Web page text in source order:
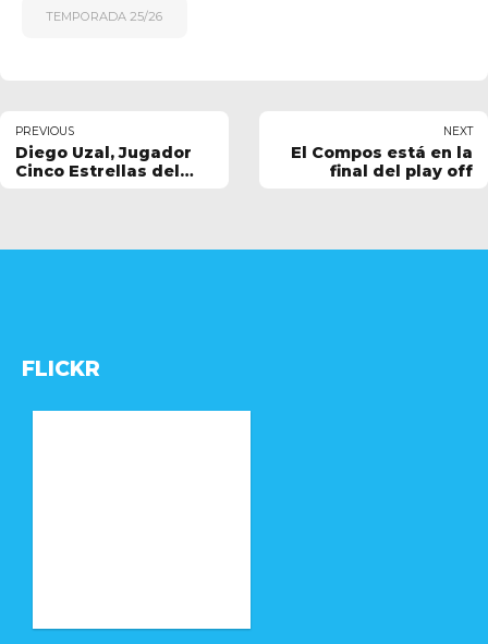
TEMPORADA 25/26
PREVIOUS
Diego Uzal, Jugador
Cinco Estrellas del
NEXT
El Compos está en la
final del play off
FLICKR